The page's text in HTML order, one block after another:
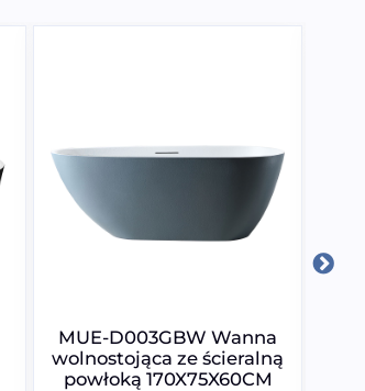
MUE-D003GBW Wanna
wolnostojąca ze ścieralną
powłoką 170X75X60CM